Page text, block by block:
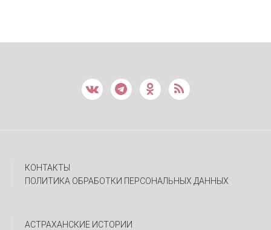
КОНТАКТЫ
ПОЛИТИКА ОБРАБОТКИ ПЕРСОНАЛЬНЫХ ДАННЫХ
АСТРАХАНСКИЕ ИСТОРИИ